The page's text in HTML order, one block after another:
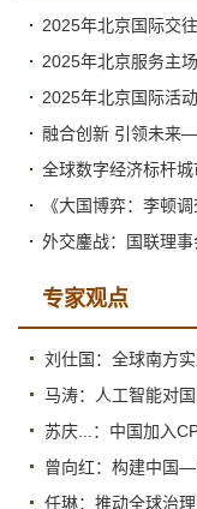
2025年北京国际交
2025年北京服务主
2025年北京国际活
全球数字经济标杆城
《大国博弈：李顿
外交鏖战：国联理
专家观点
刘仕国：全球南方
马涛：人工智能对
苏庆...：中国加入
曾向红：构建中国